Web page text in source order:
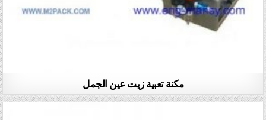
مكنة تعبية زيت عين الجمل